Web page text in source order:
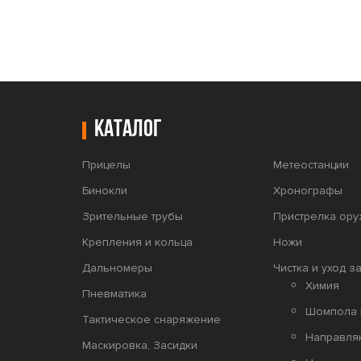
Каталог
Прицелы
Бинокли
Зрительные трубы
Крепления и кольца
Дальномеры
Пневматика
Тактическое снаряжение
Маскировка, Засидки
Метеостанции
Хронографы
Пристрелка
Ножи
Чистка и уход
Химия
Шомпола